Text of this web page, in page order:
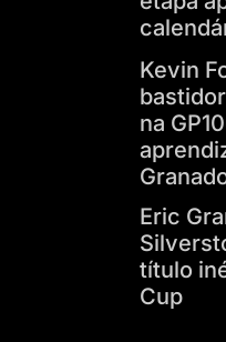
Kevin
na
Eric
título
Cup